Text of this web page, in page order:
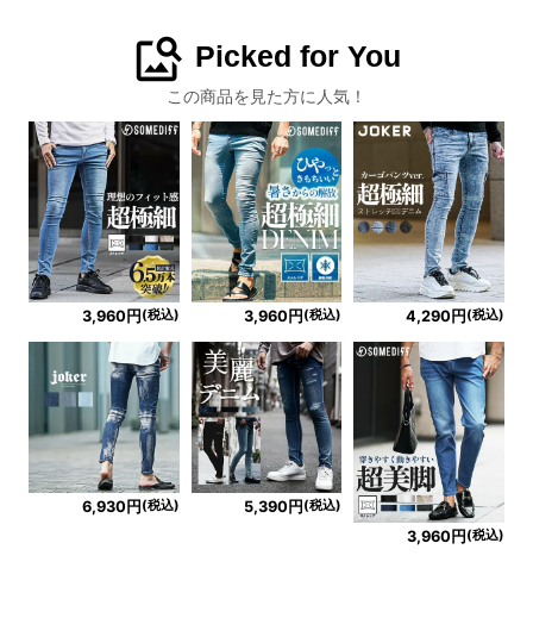
image_search Picked for You
この商品を見た方に人気！
3,960円 (税込) 3,960円 (税込) 4,290円 (税込)
6,930円(税込) 5,390円(税込)
3,960円 (税込)